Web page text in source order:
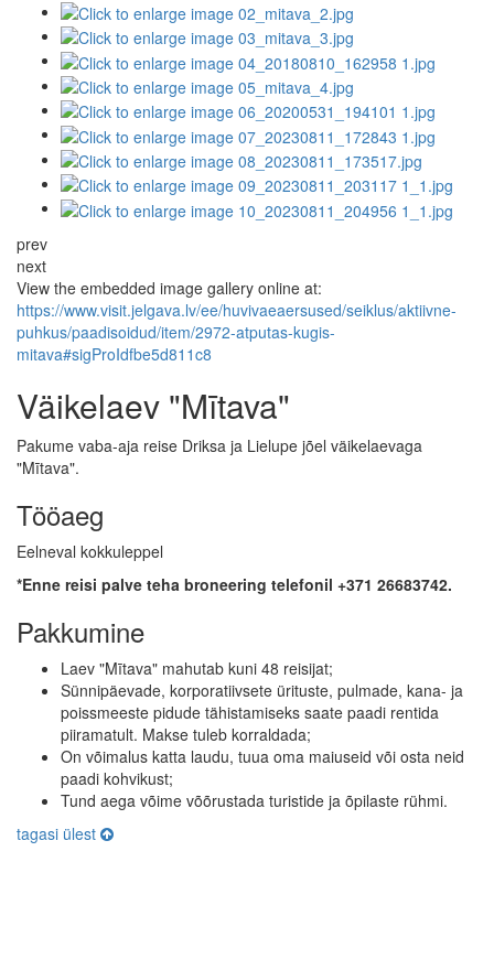
prev
next
View the embedded image gallery online at:
https://www.visit.jelgava.lv/ee/huvivaeaersused/seiklus/aktiivne-
puhkus/paadisoidud/item/2972-atputas-kugis-
mitava#sigProIdfbe5d811c8
Väikelaev "Mītava"
Pakume vaba-aja reise Driksa ja Lielupe jõel väikelaevaga
"Mītava".
Tööaeg
Eelneval kokkuleppel
*Enne reisi palve teha broneering telefonil +371 26683742.
Pakkumine
Laev "Mītava" mahutab kuni 48 reisijat;
Sünnipäevade, korporatiivsete ürituste, pulmade, kana- ja
poissmeeste pidude tähistamiseks saate paadi rentida
piiramatult. Makse tuleb korraldada;
On võimalus katta laudu, tuua oma maiuseid või osta neid
paadi kohvikust;
Tund aega võime võõrustada turistide ja õpilaste rühmi.
tagasi ülest